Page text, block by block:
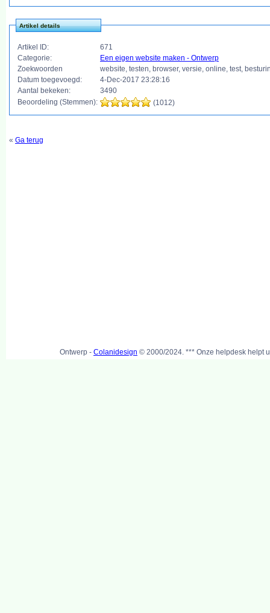
Artikel details
Artikel ID:
671
Categorie:
Een eigen website maken - Ontwerp
Zoekwoorden
website, testen, browser, versie, online, test,
Datum toegevoegd:
4-Dec-2017 23:28:16
Aantal bekeken:
3490
Beoordeling (Stemmen):
(1012)
« Ga terug
Ontwerp - Colanidesign © 2000/2024. *** Onze helpdesk helpt